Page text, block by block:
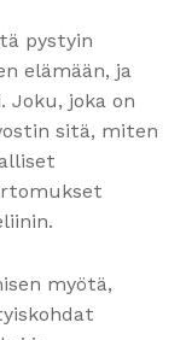
pystyin
elämään, ja
Joku, joka on
sitä, miten
myötä,